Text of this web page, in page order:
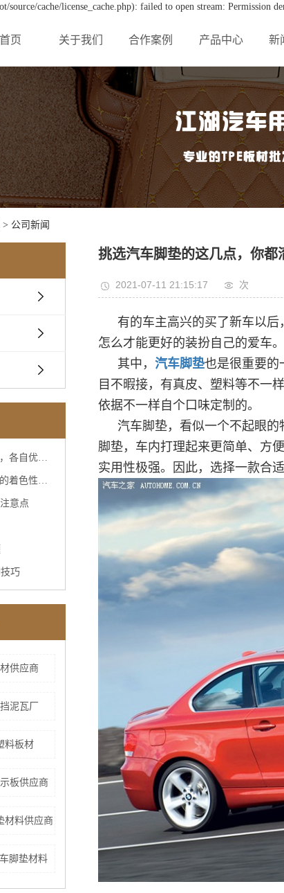
cache/license_cache.php): failed to open stream: Permission
首页 关于我们 合作案例 产品中心 新
> 公司新闻
点是什么？
色性呢？
意点
巧
供应商
泥瓦厂
料板材
板供应商
材料供应商
脚垫材料
挑选汽车脚垫的这几点，你都
2021-07-11 21:15:17 次
有的车主高兴的买了新车以
怎么才能更好的装扮自己的爱车。
其中， 汽车脚垫也是很重要的
目不暇接，有真皮、塑料等不一
依据不一样自个口味定制的。
汽车脚垫，看似一个不起眼
脚垫，车内打理起来更简单、方
实用性极强。因此，选择一款合